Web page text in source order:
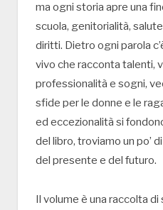
ma ogni storia apre una
scuola, genitorialità,
diritti. Dietro ogni parola
vivo che racconta talenti,
professionalità e sogni,
sfide per le donne e le
ed eccezionalità si
del libro, troviamo un po’
del presente e del futuro.
Il volume è una raccolta